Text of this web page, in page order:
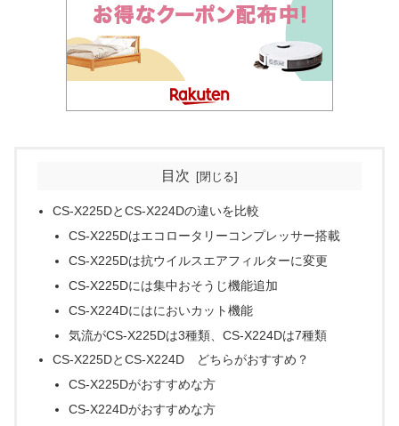
目次
CS-X225DとCS-X224Dの違いを比較
CS-X225Dはエコロータリーコンプレッサー搭載
CS-X225Dは抗ウイルスエアフィルターに変更
CS-X225Dには集中おそうじ機能追加
CS-X224Dにはにおいカット機能
気流がCS-X225Dは3種類、CS-X224Dは7種類
CS-X225DとCS-X224D どちらがおすすめ？
CS-X225Dがおすすめな方
CS-X224Dがおすすめな方